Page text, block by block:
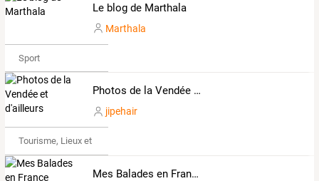
Le blog de Marthala
Marthala
Sport
Photos de la Vendée et d'ailleurs
jipehair
Tourisme, Lieux et Événements
Mes Balades en France